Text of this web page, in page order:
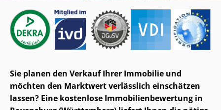
Sie planen den Verkauf Ihrer Immobilie und
möchten den Marktwert verlässlich einschätzen
lassen? Eine kostenlose Im­mo­bi­li­en­be­wer­tung in